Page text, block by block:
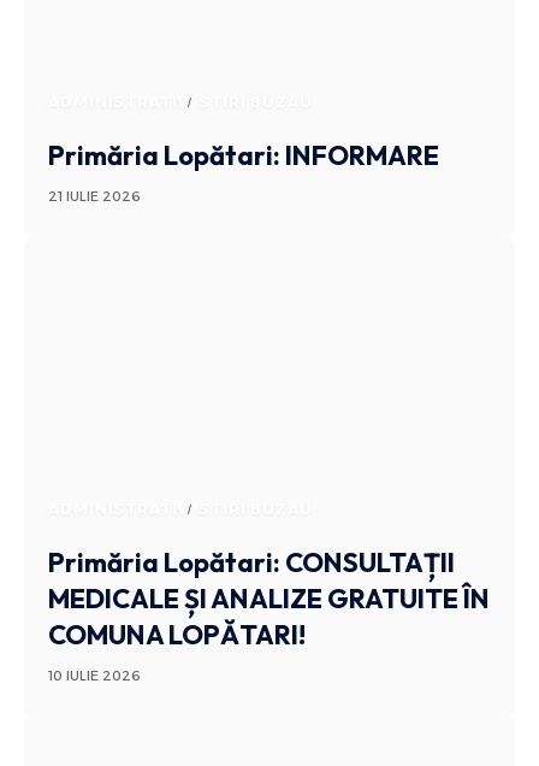
ADMINISTRATIV
Primăria Lopătari: INFORMARE
21 IULIE 2026
ADMINISTRATIV
Primăria Lopătari: CONSULTAȚII
MEDICALE ȘI ANALIZE GRATUITE ÎN
COMUNA LOPĂTARI!
10 IULIE 2026